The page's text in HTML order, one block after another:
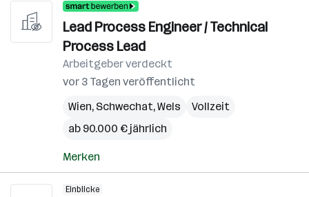
Lead Process Engineer / Technical
Process Lead
Arbeitgeber verdeckt
vor 3 Tagen veröffentlicht
Wien, Schwechat,Wels
Vollzeit
ab 90.000 € jährlich
Merken
Einblicke